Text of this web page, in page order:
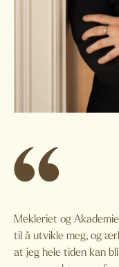
Mekleriet og
til å utvikle meg, og
at jeg hele tiden kan